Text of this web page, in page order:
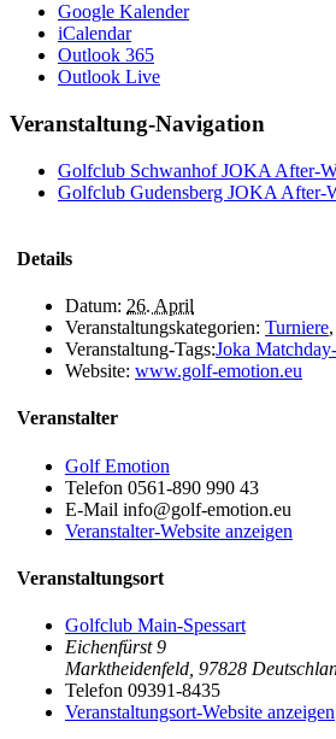
Google Kalender
iCalendar
Outlook 365
Outlook Live
Veranstaltung-Navigation
Golfclub Schwanhof JOKA After-
Golfclub Gudensberg JOKA After-
Details
Datum: 26. April
Veranstaltungskategorien: Turniere,
Veranstaltung-Tags:Joka
Website: www.golf-emotion.eu
Veranstalter
Golf Emotion
Telefon 0561-890 990 43
E-Mail info@golf-emotion.eu
Veranstalter-Website anzeigen
Veranstaltungsort
Golfclub Main-Spessart
Eichenfürst 9
Marktheidenfeld 97828
Telefon 09391-8435
Veranstaltungsort-Website anzeigen